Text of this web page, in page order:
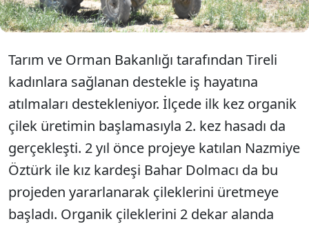
Tarım ve Orman Bakanlığı tarafından Tireli
kadınlara sağlanan destekle iş hayatına
atılmaları destekleniyor. İlçede ilk kez organik
çilek üretimin başlamasıyla 2. kez hasadı da
gerçekleşti. 2 yıl önce projeye katılan Nazmiye
Öztürk ile kız kardeşi Bahar Dolmacı da bu
projeden yararlanarak çileklerini üretmeye
başladı. Organik çileklerini 2 dekar alanda